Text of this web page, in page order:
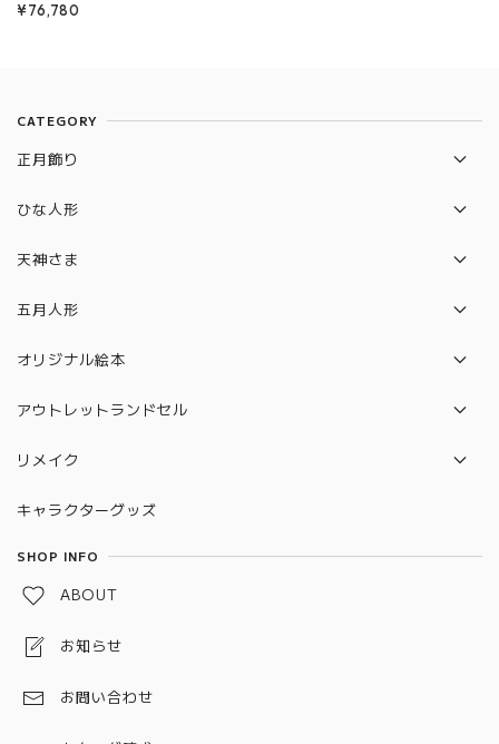
¥76,780
CATEGORY
正月飾り
破魔弓
ひな人形
収納飾り
有名作家
おさな雛
木目込み人形
つるし飾り・名前旗
天神さま
収納飾り
木目込み人形
学びおさな
五月人形
兜飾り
収納飾り
平飾り
ケース飾り
作家
戦国武将
オリジナル絵本
クリスマス絵本
アウトレットランドセル
萬勇鞄
リメイク
ランドセルリメイク
ベビー服リメイク
キャラクターグッズ
SHOP INFO
ABOUT
お知らせ
お問い合わせ